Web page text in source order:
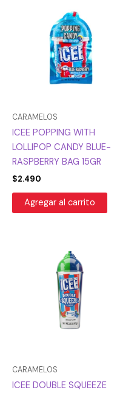
CARAMELOS
ICEE POPPING WITH
LOLLIPOP CANDY BLUE-
RASPBERRY BAG 15GR
$2.490
Agregar al carrito
CARAMELOS
ICEE DOUBLE SQUEEZE